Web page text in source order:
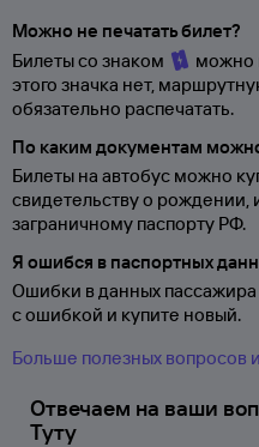
Можно не печатать билет?
Билеты со знаком
можно
этого значка нет,
обязательно распечатать.
По каким документам
Билеты на автобус можно
свидетельству о рождении,
заграничному паспорту РФ.
Я ошибся в паспортных
Ошибки в данных пассажира
с ошибкой и купите новый.
Больше полезных вопросов
Отвечаем на ваши
Туту